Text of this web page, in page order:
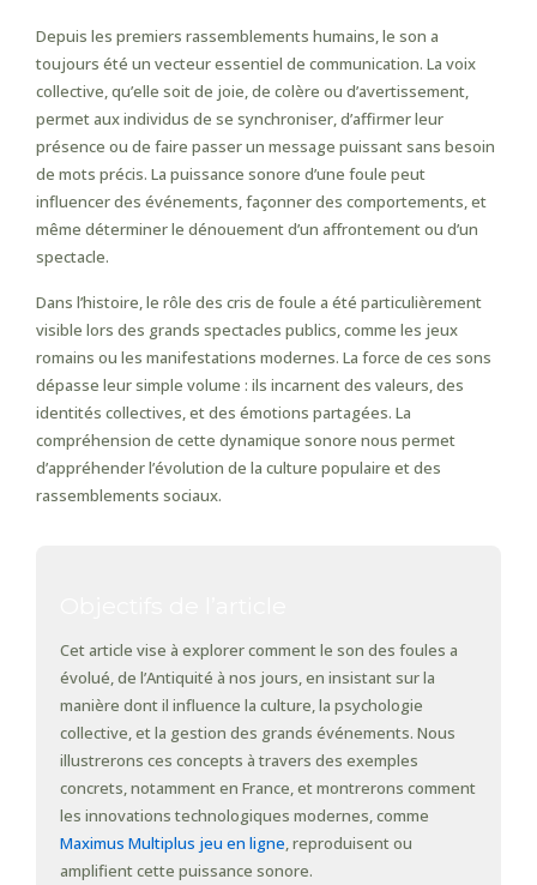
Depuis les premiers rassemblements humains, le son a
toujours été un vecteur essentiel de communication. La voix
collective, qu’elle soit de joie, de colère ou d’avertissement,
permet aux individus de se synchroniser, d’affirmer leur
présence ou de faire passer un message puissant sans besoin
de mots précis. La puissance sonore d’une foule peut
influencer des événements, façonner des comportements, et
même déterminer le dénouement d’un affrontement ou d’un
spectacle.
Dans l’histoire, le rôle des cris de foule a été particulièrement
visible lors des grands spectacles publics, comme les jeux
romains ou les manifestations modernes. La force de ces sons
dépasse leur simple volume : ils incarnent des valeurs, des
identités collectives, et des émotions partagées. La
compréhension de cette dynamique sonore nous permet
d’appréhender l’évolution de la culture populaire et des
rassemblements sociaux.
Cet article vise à explorer comment le son des foules a
évolué, de l’Antiquité à nos jours, en insistant sur la
manière dont il influence la culture, la psychologie
collective, et la gestion des grands événements. Nous
illustrerons ces concepts à travers des exemples
concrets, notamment en France, et montrerons comment
les innovations technologiques modernes, comme
Maximus Multiplus jeu en ligne, reproduisent ou
amplifient cette puissance sonore.